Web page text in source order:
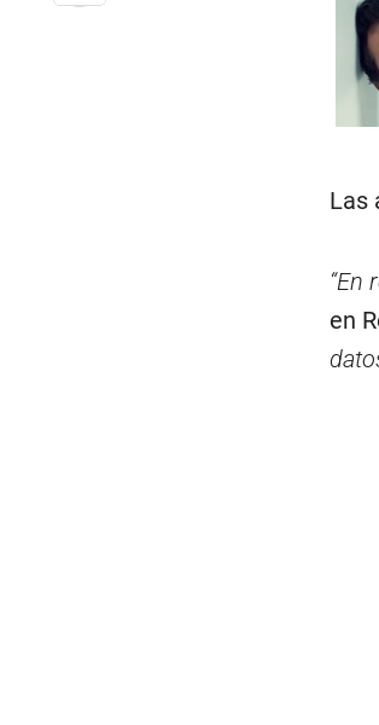
Las
“En
en